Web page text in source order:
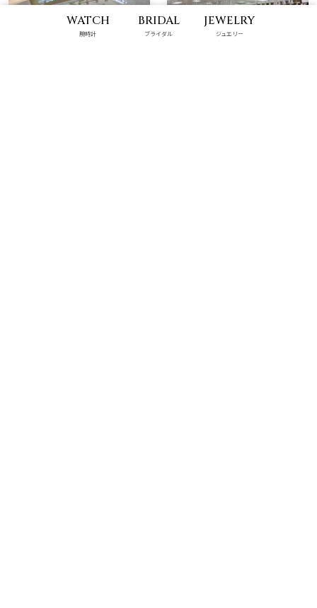
WATCH
腕時計
BRIDAL
ブライダル
JEWELRY
ジュエリー